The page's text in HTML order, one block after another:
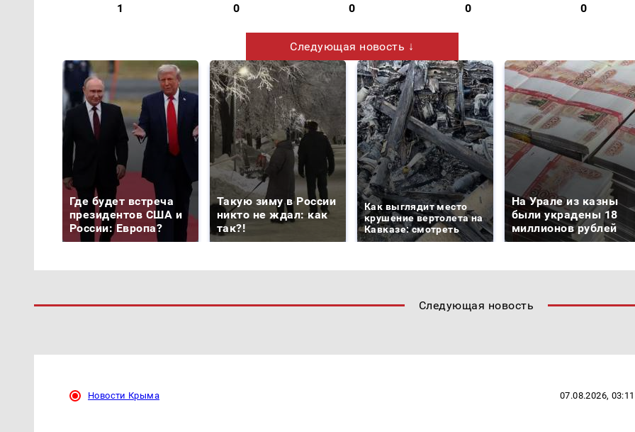
1 0 0 0 0
Следующая новость ↓
Где будет встреча
президентов США и
России: Европа?
Такую зиму в России
никто не ждал: как
так?!
Как выглядит место
крушение вертолета на
Кавказе: смотреть
На Урале из казны
были украдены 18
миллионов рублей
Следующая новость
Новости Крыма 07.08.2026, 03:11